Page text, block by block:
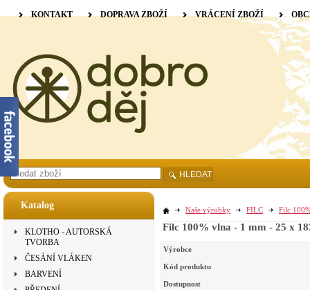
Katalog
KLOTHO - AUTORSKÁ
TVORBA
ČESÁNÍ VLÁKEN
BARVENÍ
Naše výrobky FILC Filc
Filc 100% vlna - 1 mm - 25 x
Výrobce
Kód produktu
Dostupnost
KONTAKT DOPRAVA ZBOŽÍ VRÁCENÍ ZBOŽÍ
HLEDAT